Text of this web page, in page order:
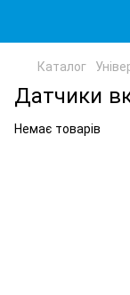
Каталог
Датчики
Немає товарів